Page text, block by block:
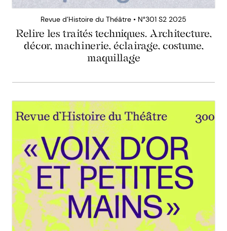
Revue d’Histoire du Théâtre • N°301 S2 2025
Relire les traités techniques. Architecture,
décor, machinerie, éclairage, costume,
maquillage